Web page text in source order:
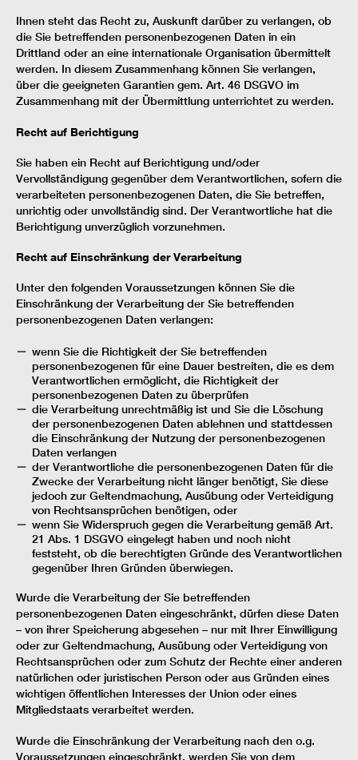
Ihnen steht das Recht zu, Auskunft darüber zu verlangen, ob
die Sie betreffenden personenbezogenen Daten in ein
Drittland oder an eine internationale Organisation übermittelt
werden. In diesem Zusammenhang können Sie verlangen,
über die geeigneten Garantien gem. Art. 46 DSGVO im
Zusammenhang mit der Übermittlung unterrichtet zu werden.
Recht auf Berichtigung
Sie haben ein Recht auf Berichtigung und/oder
Vervollständigung gegenüber dem Verantwortlichen, sofern die
verarbeiteten personenbezogenen Daten, die Sie betreffen,
unrichtig oder unvollständig sind. Der Verantwortliche hat die
Berichtigung unverzüglich vorzunehmen.
Recht auf Einschränkung der Verarbeitung
Unter den folgenden Voraussetzungen können Sie die
Einschränkung der Verarbeitung der Sie betreffenden
personenbezogenen Daten verlangen:
wenn Sie die Richtigkeit der Sie betreffenden
personenbezogenen für eine Dauer bestreiten, die es dem
Verantwortlichen ermöglicht, die Richtigkeit der
personenbezogenen Daten zu überprüfen
die Verarbeitung unrechtmäßig ist und Sie die Löschung
der personenbezogenen Daten ablehnen und stattdessen
die Einschränkung der Nutzung der personenbezogenen
Daten verlangen
der Verantwortliche die personenbezogenen Daten für die
Zwecke der Verarbeitung nicht länger benötigt, Sie diese
jedoch zur Geltendmachung, Ausübung oder Verteidigung
von Rechtsansprüchen benötigen, oder
wenn Sie Widerspruch gegen die Verarbeitung gemäß Art.
21 Abs. 1 DSGVO eingelegt haben und noch nicht
feststeht, ob die berechtigten Gründe des Verantwortlichen
gegenüber Ihren Gründen überwiegen.
Wurde die Verarbeitung der Sie betreffenden
personenbezogenen Daten eingeschränkt, dürfen diese Daten
– von ihrer Speicherung abgesehen – nur mit Ihrer Einwilligung
oder zur Geltendmachung, Ausübung oder Verteidigung von
Rechtsansprüchen oder zum Schutz der Rechte einer anderen
natürlichen oder juristischen Person oder aus Gründen eines
wichtigen öffentlichen Interesses der Union oder eines
Mitgliedstaats verarbeitet werden.
Wurde die Einschränkung der Verarbeitung nach den o.g.
Voraussetzungen eingeschränkt, werden Sie von dem